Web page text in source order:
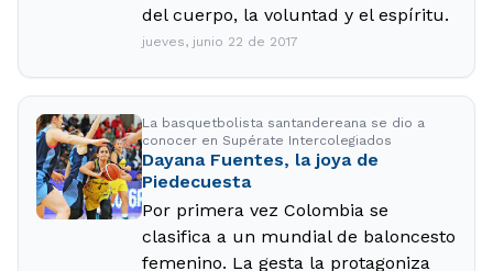
del cuerpo, la voluntad y el espíritu.
jueves, junio 22 de 2017
La basquetbolista santandereana se dio a
conocer en Supérate Intercolegiados
Dayana Fuentes, la joya de
Piedecuesta
Por primera vez Colombia se
clasifica a un mundial de baloncesto
femenino. La gesta la protagoniza